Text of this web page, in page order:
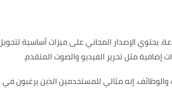
يحتوي الإصدار المجاني على ميزات أساسية
مثل تحرير الفيديو والصوت المتقدم.
إنه مثالي للمستخدمين الذين يرغبون في